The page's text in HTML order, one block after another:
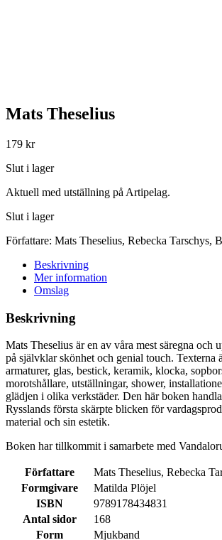
Mats Theselius
179 kr
Slut i lager
Aktuell med utställning på Artipelag.
Slut i lager
Författare: Mats Theselius, Rebecka Tarschys,
Beskrivning
Mer information
Omslag
Beskrivning
Mats Theselius är en av våra mest säregna
på självklar skönhet och genial touch. Texterna
armaturer, glas, bestick, keramik, klocka,
morotshållare, utställningar, shower,
glädjen i olika verkstäder. Den här boken
Rysslands första skärpte blicken för
material och sin estetik.
Boken har tillkommit i samarbete med
Författare
Mats Theselius, Rebecka
Formgivare
Matilda Plöjel
ISBN
9789178434831
Antal sidor
168
Form
Mjukband